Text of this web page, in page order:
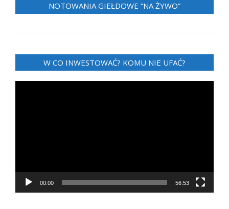
NOTOWANIA GIEŁDOWE “NA ŻYWO”
W CO INWESTOWAĆ? KOMU NIE UFAĆ?
00:00 56:53